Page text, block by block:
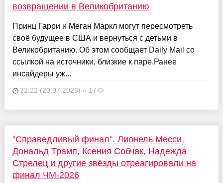
возвращении в Великобританию
Принц Гарри и Меган Маркл могут пересмотреть
своё будущее в США и вернуться с детьми в
Великобританию. Об этом сообщает Daily Mail со
ссылкой на источники, близкие к паре.Ранее
инсайдеры уж...
22:22 (20.07.2026) » 17
"Справедливый финал". Лионель Месси,
Дональд Трамп, Ксения Собчак, Надежда
Стрелец и другие звёзды отреагировали на
финал ЧМ-2026